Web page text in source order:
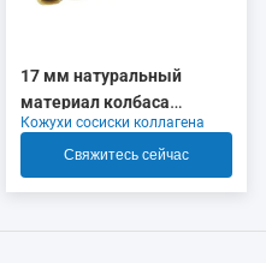
17 мм натуральный
материал колбаса
коллагеновые корпуса
Кожухи сосиски коллагена
Свяжитесь сейчас